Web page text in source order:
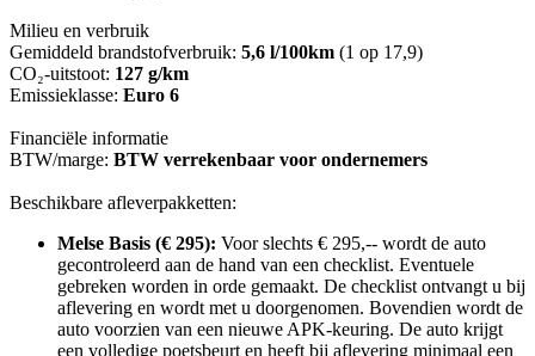
Milieu en verbruik
Gemiddeld brandstofverbruik: 5,6 l/100km (1 op 17,9)
CO₂-uitstoot: 127 g/km
Emissieklasse: Euro 6
Financiële informatie
BTW/marge: BTW verrekenbaar voor ondernemers
Beschikbare afleverpakketten:
Melse Basis (€ 295): Voor slechts € 295,-- wordt de auto
gecontroleerd aan de hand van een checklist. Eventuele
gebreken worden in orde gemaakt. De checklist ontvangt u bij
aflevering en wordt met u doorgenomen. Bovendien wordt de
auto voorzien van een nieuwe APK-keuring. De auto krijgt
een volledige poetsbeurt en heeft bij aflevering minimaal een